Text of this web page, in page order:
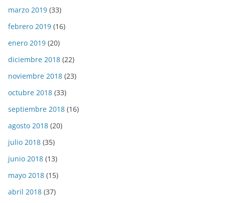
marzo 2019 (33)
febrero 2019 (16)
enero 2019 (20)
diciembre 2018 (22)
noviembre 2018 (23)
octubre 2018 (33)
septiembre 2018 (16)
agosto 2018 (20)
julio 2018 (35)
junio 2018 (13)
mayo 2018 (15)
abril 2018 (37)